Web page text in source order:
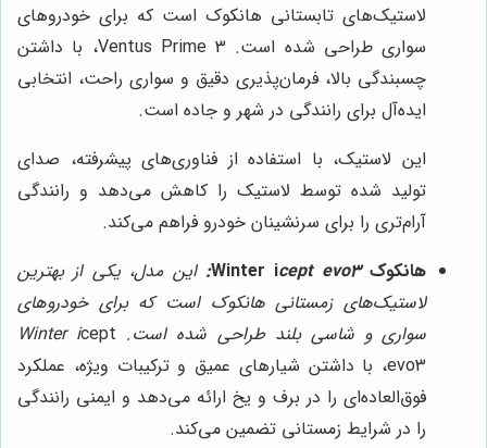
لاستیک‌های تابستانی هانکوک است که برای خودروهای
سواری طراحی شده است. Ventus Prime 3، با داشتن
چسبندگی بالا، فرمان‌پذیری دقیق و سواری راحت، انتخابی
ایده‌آل برای رانندگی در شهر و جاده است.
این لاستیک، با استفاده از فناوری‌های پیشرفته، صدای
تولید شده توسط لاستیک را کاهش می‌دهد و رانندگی
آرام‌تری را برای سرنشینان خودرو فراهم می‌کند.
هانکوک Winter icept evo3:
این مدل، یکی از بهترین
لاستیک‌های زمستانی هانکوک است که برای خودروهای
سواری و شاسی بلند طراحی شده است. Winter i cept
evo3، با داشتن شیارهای عمیق و ترکیبات ویژه، عملکرد
فوق‌العاده‌ای را در برف و یخ ارائه می‌دهد و ایمنی رانندگی
را در شرایط زمستانی تضمین می‌کند.